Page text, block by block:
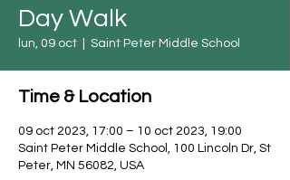
Day Walk
lun, 09 oct Saint Peter Middle School
Time & Location
09 oct 2023, 17:00 – 10 oct 2023, 19:00
Saint Peter Middle School, 100 Lincoln Dr, St
Peter, MN 56082, USA